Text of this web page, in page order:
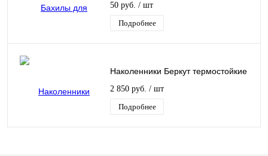
50 руб. / шт
Подробнее
Наколенники Беркут термостойкие
2 850 руб. / шт
Подробнее